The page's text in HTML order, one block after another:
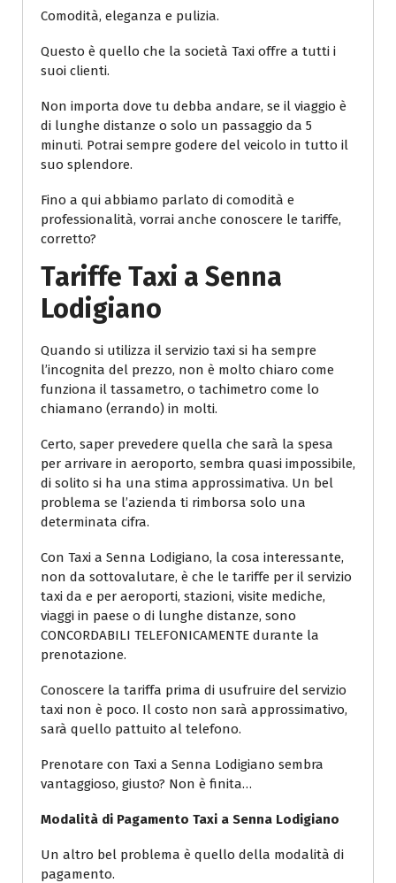
Comodità, eleganza e pulizia.
Questo è quello che la società Taxi offre a tutti i
suoi clienti.
Non importa dove tu debba andare, se il viaggio è
di lunghe distanze o solo un passaggio da 5
minuti. Potrai sempre godere del veicolo in tutto il
suo splendore.
Fino a qui abbiamo parlato di comodità e
professionalità, vorrai anche conoscere le tariffe,
corretto?
Tariffe Taxi a Senna
Lodigiano
Quando si utilizza il servizio taxi si ha sempre
l’incognita del prezzo, non è molto chiaro come
funziona il tassametro, o tachimetro come lo
chiamano (errando) in molti.
Certo, saper prevedere quella che sarà la spesa
per arrivare in aeroporto, sembra quasi impossibile,
di solito si ha una stima approssimativa. Un bel
problema se l’azienda ti rimborsa solo una
determinata cifra.
Con Taxi a Senna Lodigiano, la cosa interessante,
non da sottovalutare, è che le tariffe per il servizio
taxi da e per aeroporti, stazioni, visite mediche,
viaggi in paese o di lunghe distanze, sono
CONCORDABILI TELEFONICAMENTE durante la
prenotazione.
Conoscere la tariffa prima di usufruire del servizio
taxi non è poco. Il costo non sarà approssimativo,
sarà quello pattuito al telefono.
Prenotare con Taxi a Senna Lodigiano sembra
vantaggioso, giusto? Non è finita…
Modalità di Pagamento Taxi a Senna Lodigiano
Un altro bel problema è quello della modalità di
pagamento.